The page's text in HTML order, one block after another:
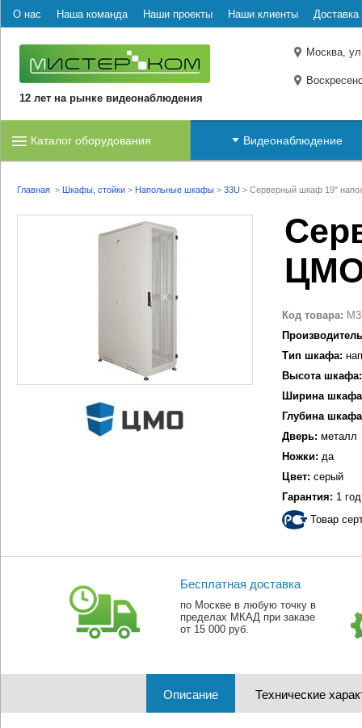
О нас Наша команда Наши проекты Наши клиенты Доставка
12 лет на рынке видеонаблюдения
Москва,
Каталог оборудования Видеонаблюдение
Главная > Шкафы, стойки > Напольные шкафы > 33U > Серверный шкаф 19"
ЦМО
Код товара:
Тип шкафа:
Высота шкафа:
Ширина
Глубина
Дверь: металл
Ножки: да
Цвет: серый
Гарантия: 1 год
Товар
Бесплатная доставка
по Москве в любую точку в
пределах МКАД при заказе
от 15 000 руб.
Описание Технические